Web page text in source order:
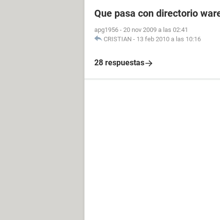
Que pasa con directorio
apg1956 - 20 nov 2009 a las 02:41
CRISTIAN - 13 feb 2010 a las 10:16
28 respuestas